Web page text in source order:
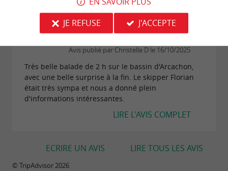
LIRE L'AVIS COMPLET
Avis publié par Christelle D le 16/10/2025
Très belle balade de 2 h sur le bassin d'Arcachon,
avec une belle surprise à la fin. Le skipper Florian
était très sympa et nous a donné plein
d'informations intéressantes.
LIRE L'AVIS COMPLET
LIRE TOUS LES AVIS
ECRIRE UN AVIS
© TripAdvisor 2026
JE REFUSE
J'ACCEPTE